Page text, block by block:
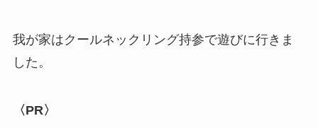
我が家はクールネックリング持参で遊びに行きま
した。
〈PR〉